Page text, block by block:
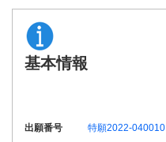
基本情報
出願番号
特願2022-040010